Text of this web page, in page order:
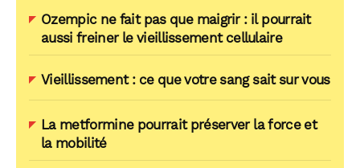
Ozempic ne fait pas que maigrir : il pourrait
aussi freiner le vieillissement cellulaire
Vieillissement : ce que votre sang sait sur vous
La metformine pourrait préserver la force et
la mobilité